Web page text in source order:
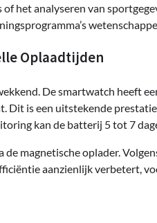
het analyseren van
Oplaadtijden
De smartwatch heeft
Dit is een uitstekende
kan de batterij 5 tot 7
magnetische oplader.
aanzienlijk verbetert,